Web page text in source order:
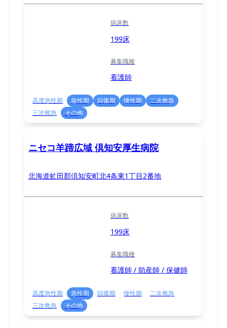
病床数
199床
募集職種
看護師
高度急性期 急性期 回復期 慢性期
二次救急
三次救急
その他
ニセコ羊蹄広域 倶知安厚生病院
北海道虻田郡倶知安町北4条東1丁目2番地
病床数
199床
募集職種
看護師 / 助産師 / 保健師
高度急性期 急性期 回復期 慢性期
二次救急
三次救急
その他